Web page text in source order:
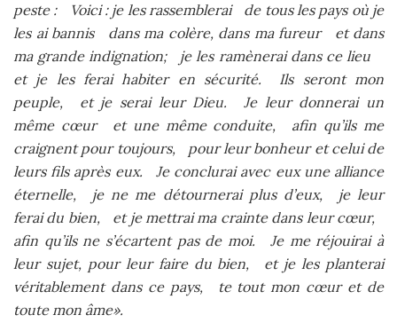
peste : Voici : je les rassemblerai de tous les pays où je
les ai bannis dans ma colère, dans ma fureur et dans
ma grande indignation; je les ramènerai dans ce lieu
et je les ferai habiter en sécurité. Ils seront mon
peuple, et je serai leur Dieu. Je leur donnerai un
même cœur et une même conduite, afin qu’ils me
craignent pour toujours, pour leur bonheur et celui de
leurs fils après eux. Je conclurai avec eux une alliance
éternelle, je ne me détournerai plus d’eux, je leur
ferai du bien, et je mettrai ma crainte dans leur cœur,
afin qu’ils ne s’écartent pas de moi. Je me réjouirai à
leur sujet, pour leur faire du bien, et je les planterai
véritablement dans ce pays, te tout mon cœur et de
toute mon âme».